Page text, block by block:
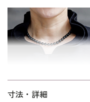
寸法・詳細